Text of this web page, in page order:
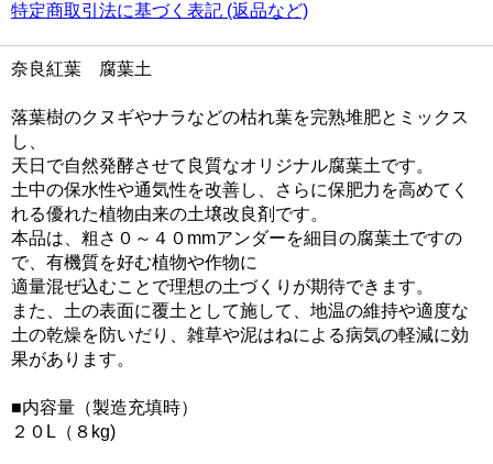
特定商取引法に基づく表記 (返品など)
奈良紅葉 腐葉土
落葉樹のクヌギやナラなどの枯れ葉を完熟堆肥とミックス
し、
天日で自然発酵させて良質なオリジナル腐葉土です。
土中の保水性や通気性を改善し、さらに保肥力を高めてく
れる優れた植物由来の土壌改良剤です。
本品は、粗さ０～４０mmアンダーを細目の腐葉土ですの
で、有機質を好む植物や作物に
適量混ぜ込むことで理想の土づくりが期待できます。
また、土の表面に覆土として施して、地温の維持や適度な
土の乾燥を防いだり、雑草や泥はねによる病気の軽減に効
果があります。
■内容量（製造充填時）
２０L（８kg)